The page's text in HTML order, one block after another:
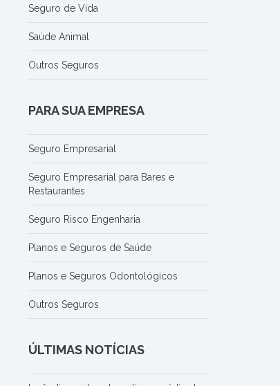
Seguro de Vida
Saúde Animal
Outros Seguros
PARA SUA EMPRESA
Seguro Empresarial
Seguro Empresarial para Bares e
Restaurantes
Seguro Risco Engenharia
Planos e Seguros de Saúde
Planos e Seguros Odontológicos
Outros Seguros
ÚLTIMAS NOTÍCIAS